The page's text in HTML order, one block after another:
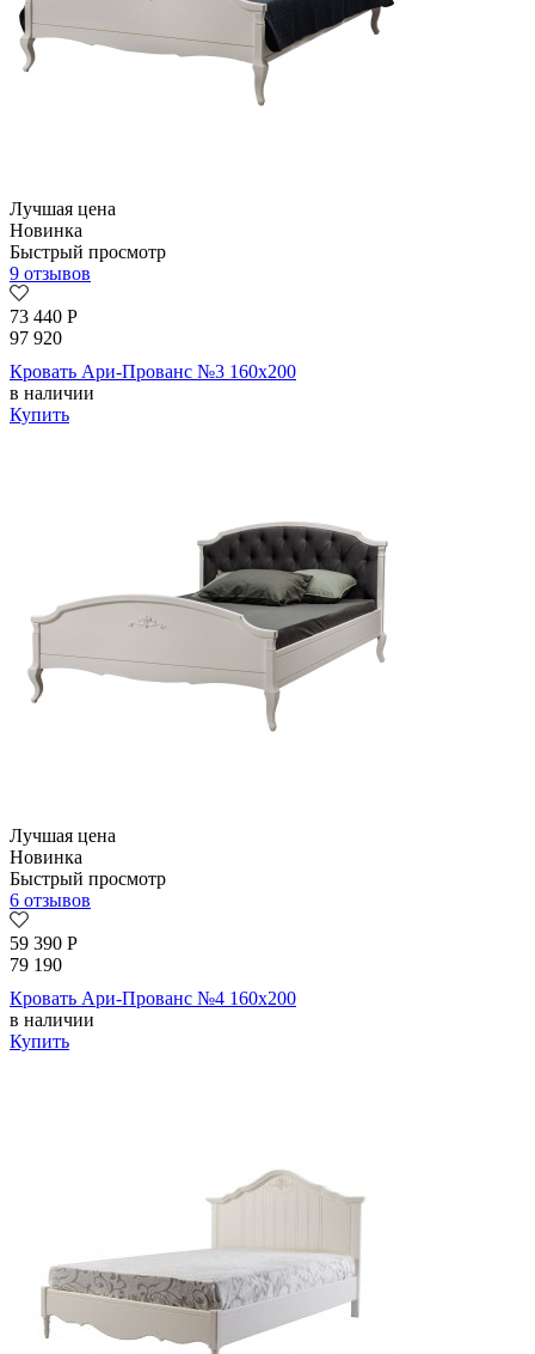
Лучшая цена
Новинка
Быстрый просмотр
9 отзывов
73 440 Р
97 920
Кровать Ари-Прованс №3 160х200
в наличии
Купить
Лучшая цена
Новинка
Быстрый просмотр
6 отзывов
59 390 Р
79 190
Кровать Ари-Прованс №4 160х200
в наличии
Купить